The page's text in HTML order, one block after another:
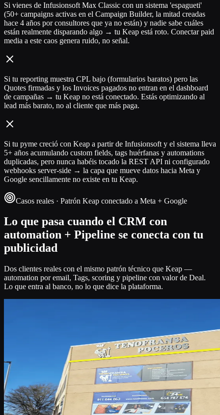
Si vienes de Infusionsoft Max Classic con un sistema 'espagueti'
(50+ campaigns activas en el Campaign Builder, la mitad creadas
hace 4 años por consultores que ya no están) y nadie sabe cuáles
están realmente disparando algo → tu Keap está roto. Conectar paid
media a este caos genera ruido, no señal.
Si tu reporting muestra CPL bajo (formularios baratos) pero las
Quotes firmadas y los Invoices pagados no entran en el dashboard
de campañas → tu Keap no está conectado. Estás optimizando al
lead más barato, no al cliente que más paga.
Si tu pyme creció con Keap a partir de Infusionsoft y el sistema lleva
5+ años acumulando custom fields, tags huérfanas y automations
duplicadas, pero nunca habéis tocado la REST API ni configurado
webhooks server-side → la capa que mueve datos hacia Meta y
Google sencillamente no existe en tu Keap.
Casos reales · Patrón Keap conectado a Meta + Google
Lo que pasa cuando el CRM con
automation + Pipeline se conecta con tu
publicidad
Dos clientes reales con el mismo patrón técnico que Keap —
automation por email, Tags, scoring y pipeline con valor de Deal.
Lo que entra al banco, no lo que dice la plataforma.